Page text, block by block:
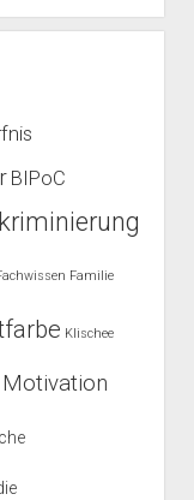
BIPoC
Familie
Klischee
Motivation